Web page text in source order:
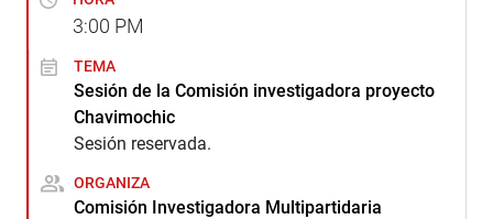
3:00 PM
TEMA
Sesión de la Comisión investigadora proyecto
Chavimochic
Sesión reservada.
ORGANIZA
Comisión Investigadora Multipartidaria